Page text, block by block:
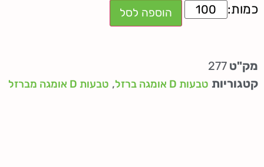
הוספה לסל
מק"ט 277
קטגוריות טבעות D אומגה ברזל , טבעות D אומגה מברזל